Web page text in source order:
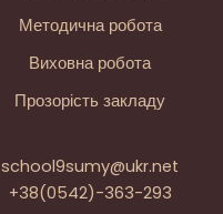
Методична робота
Виховна робота
Прозорість закладу
school9sumy@ukr.net
+38(0542)-363-293